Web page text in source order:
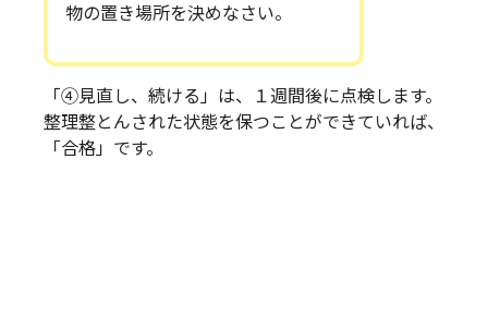
物の置き場所を決めなさい。
「④見直し、続ける」は、１週間後に点検します。
整理整とんされた状態を保つことができていれば、
「合格」です。